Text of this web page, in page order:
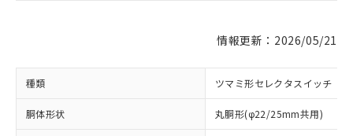
情報更新：2026/05/21
種類 ツマミ形セレクタスイッチ
胴体形状 丸胴形(φ22/25mm共用)